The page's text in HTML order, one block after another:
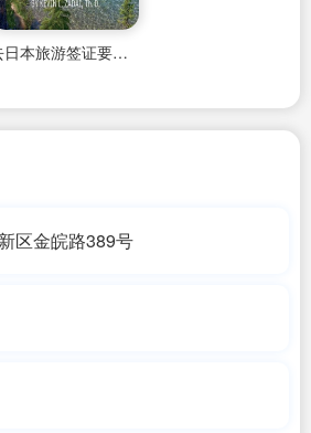
去日本旅游签证要办多久才能拿永居证
区金皖路389号